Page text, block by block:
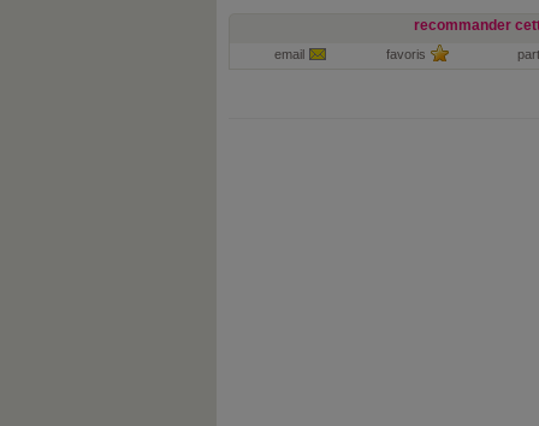
recommander
email favoris